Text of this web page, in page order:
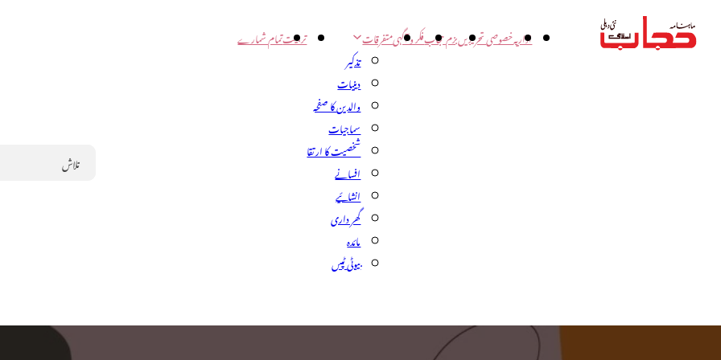
اداریہخصوصی تحریریںبزم حجابفکر و آگہیمتفرقات
تذکیر
دینیات
والدین کا صفحہ
سماجیات
شخصیت کا ارتقا
افسانے
انشائیے
گھر داری
مائدہ
بیوٹی ٹپس
تربیتتمام شمارے
Search